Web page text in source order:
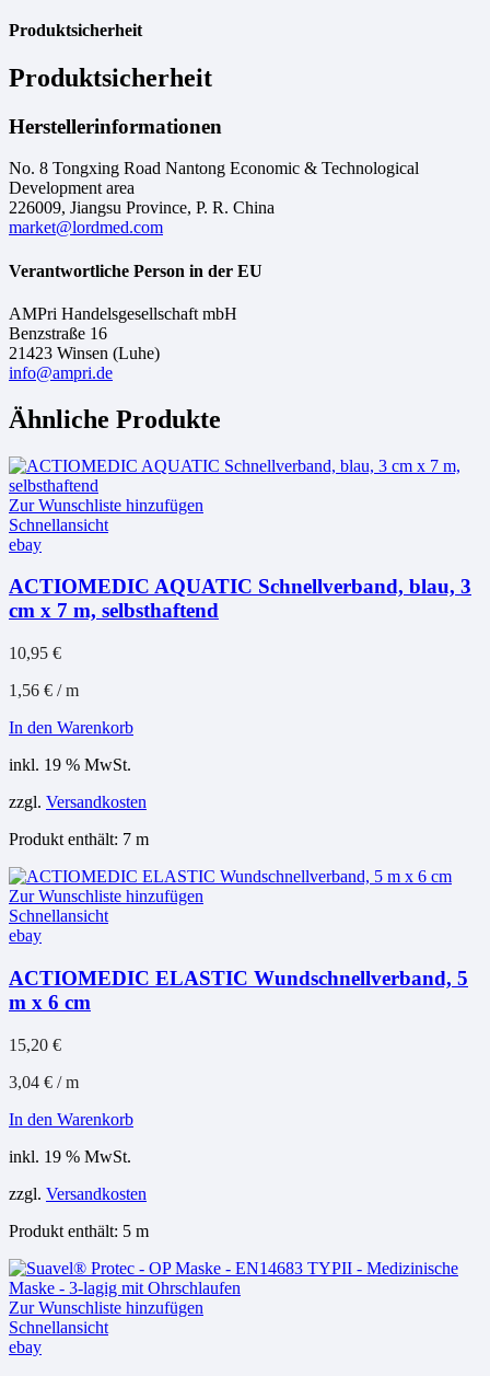
Produktsicherheit
Produktsicherheit
Herstellerinformationen
No. 8 Tongxing Road Nantong Economic & Technological
Development area
226009, Jiangsu Province, P. R. China
market@lordmed.com
Verantwortliche Person in der EU
AMPri Handelsgesellschaft mbH
Benzstraße 16
21423 Winsen (Luhe)
info@ampri.de
Ähnliche Produkte
Zur Wunschliste hinzufügen
Schnellansicht
ebay
ACTIOMEDIC AQUATIC Schnellverband, blau, 3
cm x 7 m, selbsthaftend
10,95 €
1,56 € /m
In den Warenkorb
inkl. 19 % MwSt.
zzgl. Versandkosten
Produkt enthält: 7 m
Zur Wunschliste hinzufügen
Schnellansicht
ebay
ACTIOMEDIC ELASTIC Wundschnellverband, 5
m x 6 cm
15,20 €
3,04 € /m
In den Warenkorb
inkl. 19 % MwSt.
zzgl. Versandkosten
Produkt enthält: 5 m
Zur Wunschliste hinzufügen
Schnellansicht
ebay